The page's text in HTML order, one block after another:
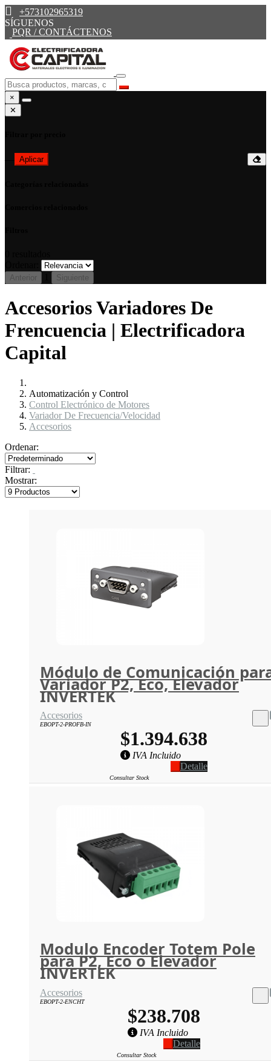
+573102965319
SÍGUENOS
PQR / CONTÁCTENOS
×
✕
Aplicar
Anterior Siguiente
Accesorios Variadores De
Frencuencia | Electrificadora
Capital
Automatización y Control
Control Electrónico de Motores
Variador De Frecuencia/Velocidad
Accesorios
Ordenar:
Filtrar:
Mostrar:
Módulo de Comunicación
Variador P2, Eco, Elevador
INVERTEK
Accesorios
EBOPT-2-PROFB-IN
$1.394.638
IVA Incluido
Detalle
Consultar Stock
Modulo Encoder Totem Pole
para P2, Eco o Elevador
INVERTEK
Accesorios
EBOPT-2-ENCHT
$238.708
IVA Incluido
Detalle
Consultar Stock